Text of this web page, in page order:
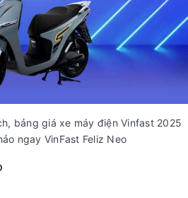
bảng giá xe máy điện Vinfast 2025
ngay VinFast Feliz Neo